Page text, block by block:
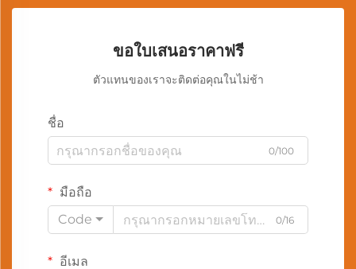
ขอใบเสนอราคาฟรี
ตัวแทนของเราจะติดต่อคุณในไม่ช้า
ชื่อ
0/100
มือถือ
Code
0/16
อีเมล